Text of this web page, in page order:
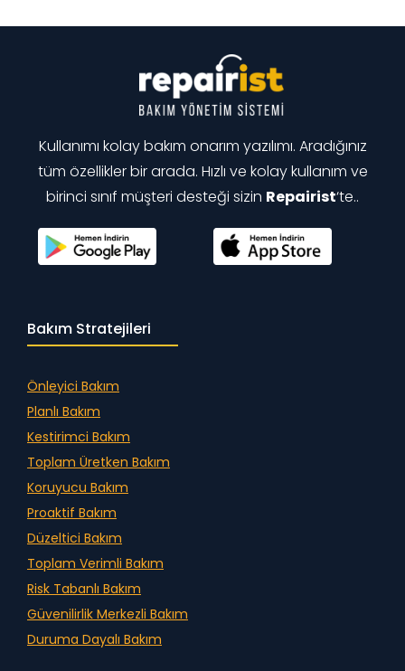
Kullanımı kolay bakım onarım yazılımı. Aradığınız
tüm özellikler bir arada. Hızlı ve kolay kullanım ve
birinci sınıf müşteri desteği sizin Repairist‘te..
Bakım Stratejileri
Önleyici Bakım
Planlı Bakım
Kestirimci Bakım
Toplam Üretken Bakım
Koruyucu Bakım
Proaktif Bakım
Düzeltici Bakım
Toplam Verimli Bakım
Risk Tabanlı Bakım
Güvenilirlik Merkezli Bakım
Duruma Dayalı Bakım